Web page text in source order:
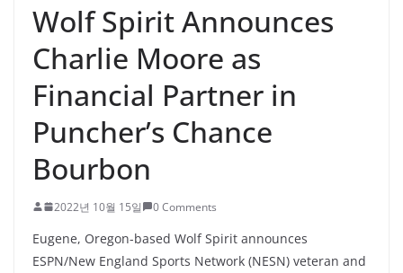
Wolf Spirit Announces
Charlie Moore as
Financial Partner in
Puncher’s Chance
Bourbon
2022년 10월 15일 0 Comments
Eugene, Oregon-based Wolf Spirit announces
ESPN/New England Sports Network (NESN) veteran and